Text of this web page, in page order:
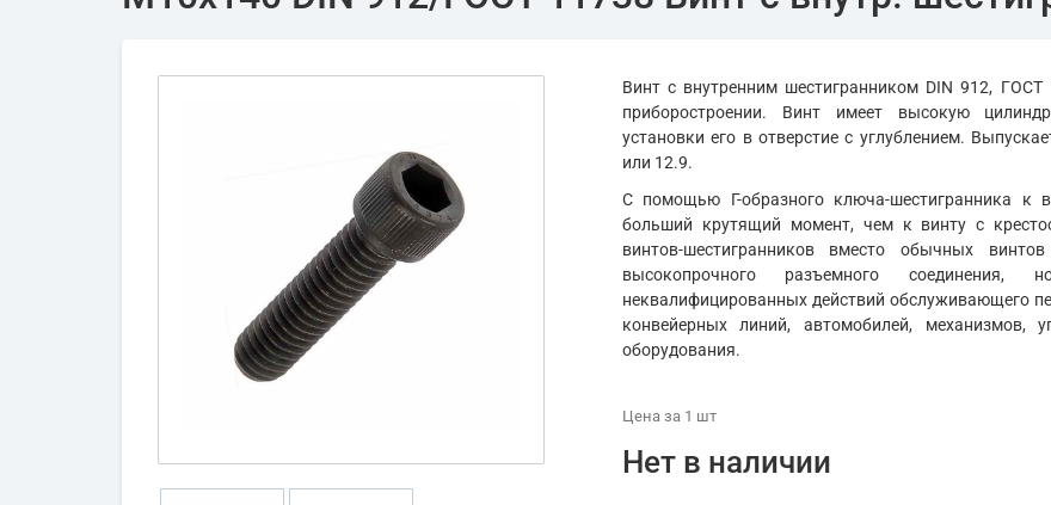
Винт с внутренним шестигранником DIN 912,
приборостроении. Винт имеет высокую
установки его в отверстие с углублением.
или 12.9.
С помощью Г-образного ключа-шестигранника к
больший крутящий момент, чем к винту с
винтов-шестигранников вместо обычных
высокопрочного разъемного
неквалифицированных действий обслуживающего
конвейерных линий, автомобилей, механизмов,
оборудования.
Цена за 1 шт
Нет в наличии